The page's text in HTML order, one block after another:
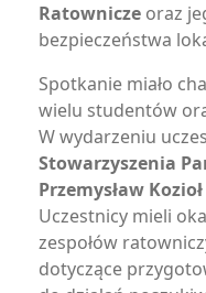
Ratownicze oraz
bezpieczeństwa
Spotkanie miało
wielu studentów
W wydarzeniu
Stowarzyszenia
Przemysław
Uczestnicy mieli
zespołów
dotyczące